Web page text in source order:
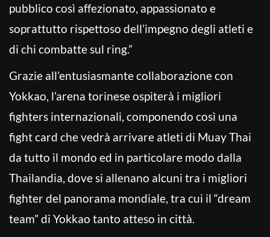
pubblico così affezionato, appassionato e
soprattutto rispettoso dell’impegno degli atleti e
di chi combatte sul ring.”
Grazie all’entusiasmante collaborazione con
Yokkao, l’arena torinese ospiterà i migliori
fighters internazionali, componendo così una
fight card che vedrà arrivare atleti di Muay Thai
da tutto il mondo ed in particolare modo dalla
Thailandia, dove si allenano alcuni tra i migliori
fighter del panorama mondiale, tra cui il “dream
team” di Yokkao tanto atteso in città.